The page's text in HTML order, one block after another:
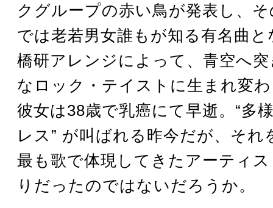
クグループの赤い鳥が発表し、
では老若男女誰もが知る有名曲
橋研アレンジによって、青空へ
なロック・テイストに生まれ変
彼女は38歳で乳癌にて早逝。“多
レス” が叫ばれる昨今だが、それ
最も歌で体現してきたアーティ
りだったのではないだろうか。